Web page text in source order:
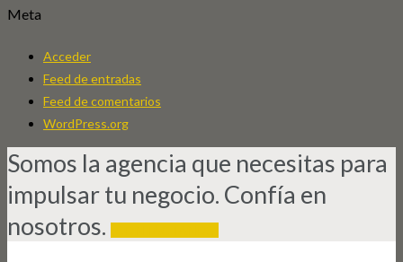
Meta
Acceder
Feed de entradas
Feed de comentarios
WordPress.org
Somos la agencia que necesitas para
impulsar tu negocio. Confía en
nosotros.